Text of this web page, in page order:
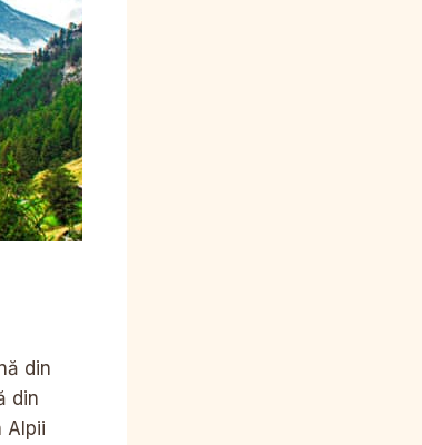
din
din
Alpii